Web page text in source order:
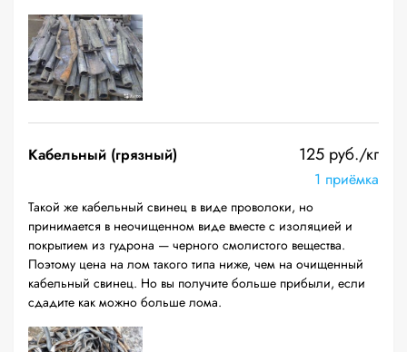
Кабельный (грязный) 125 руб./кг
1 приёмка
Такой же кабельный свинец в виде проволоки, но
принимается в неочищенном виде вместе с изоляцией и
покрытием из гудрона — черного смолистого вещества.
Поэтому цена на лом такого типа ниже, чем на очищенный
кабельный свинец. Но вы получите больше прибыли, если
сдадите как можно больше лома.